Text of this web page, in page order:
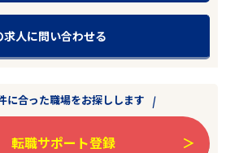
求人に問い合わせる
に合った職場をお探しします
転職サポート登録